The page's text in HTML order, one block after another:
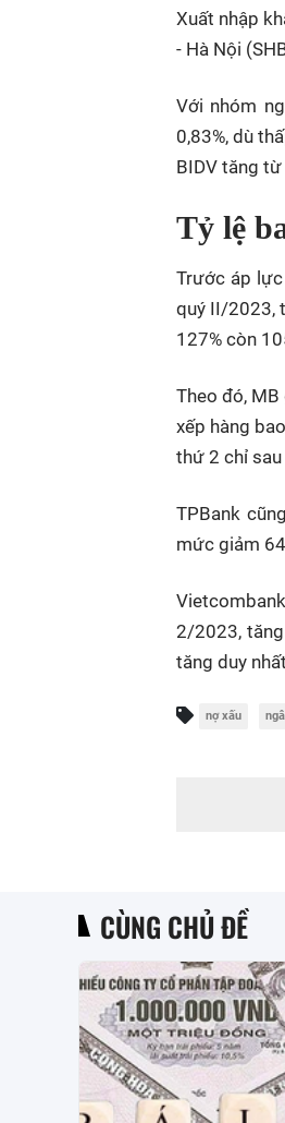
Xuất nhập
- Hà Nội
Với nhóm
0,83%, dù
BIDV tăng từ
Tỷ lệ
Trước áp lực
quý II/2023,
127% còn
Theo đó,
xếp hàng
thứ 2 chỉ
TPBank
mức giảm
2/2023,
tăng duy
nợ xấu
CÙNG CHỦ ĐỀ